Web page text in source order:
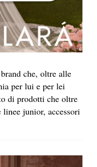
che, oltre alle
per lui e per lei
di prodotti che oltre
junior, accessori